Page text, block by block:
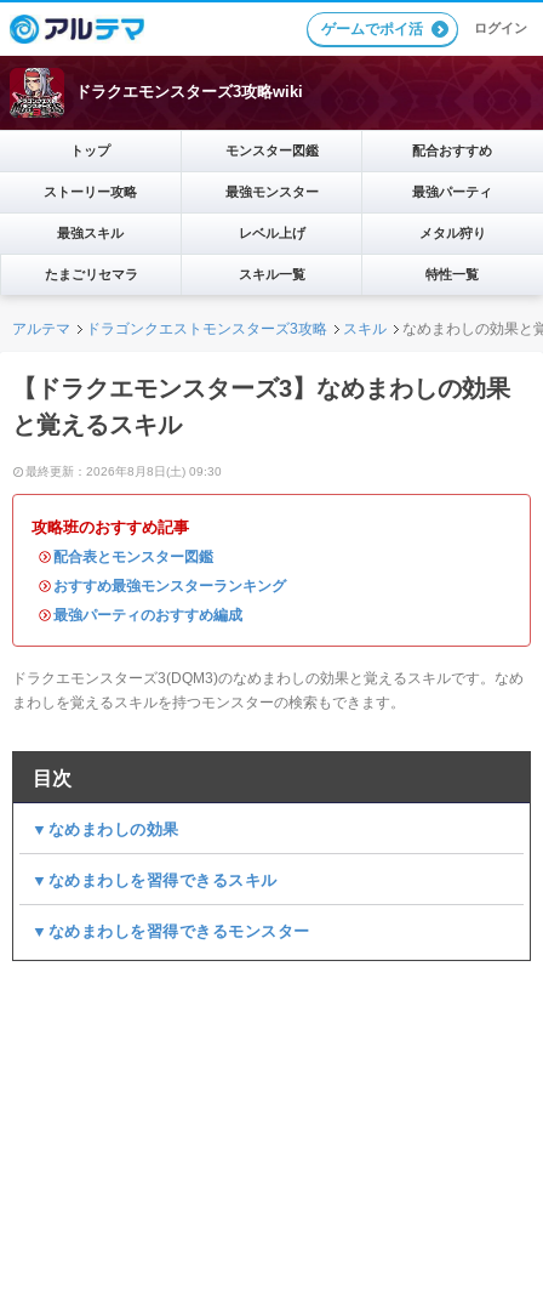
ゲームでポイ活 ログイン
ドラクエモンスターズ3攻略wiki
トップ モンスター図鑑 配合おすすめ
ストーリー攻略 最強モンスター 最強パーティ
最強スキル レベル上げ メタル狩り
たまごリセマラ スキル一覧 特性一覧
アルテマ ドラゴンクエストモンスターズ3攻略 スキル なめまわしの効果と
【ドラクエモンスターズ3】なめまわしの効果
と覚えるスキル
最終更新：2026年8月8日(土) 09:30
攻略班のおすすめ記事
・配合表とモンスター図鑑
・ おすすめ最強モンスターランキング
・最強パーティのおすすめ編成
ドラクエモンスターズ3(DQM3)のなめまわしの効果と覚えるスキルです。なめ
まわしを覚えるスキルを持つモンスターの検索もできます。
目次
▼なめまわしの効果
▼なめまわしを習得できるスキル
▼なめまわしを習得できるモンスター